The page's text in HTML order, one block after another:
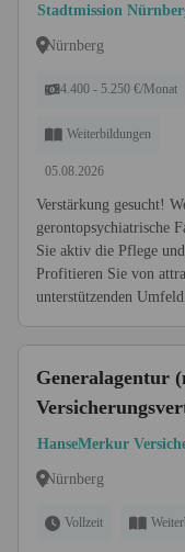
Stadtmission
Nürnberg
4.400 - 5.250 €/Monat
Weiterbildungen
05.08.2026
Verstärkung gesucht!
gerontopsychiatrische
Sie aktiv die Pflege
Profitieren Sie von
unterstützenden
Generalagentur
HanseMerkur
Nürnberg
Vollzeit